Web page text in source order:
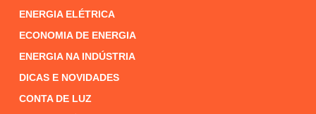
ENERGIA ELÉTRICA
ECONOMIA DE ENERGIA
ENERGIA NA INDÚSTRIA
DICAS E NOVIDADES
CONTA DE LUZ